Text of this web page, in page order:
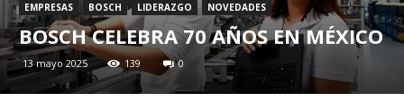
EMPRESAS BOSCH LIDERAZGO NOVEDADES
BOSCH CELEBRA 70 AÑOS EN MÉXICO
13 mayo 2025 139 0